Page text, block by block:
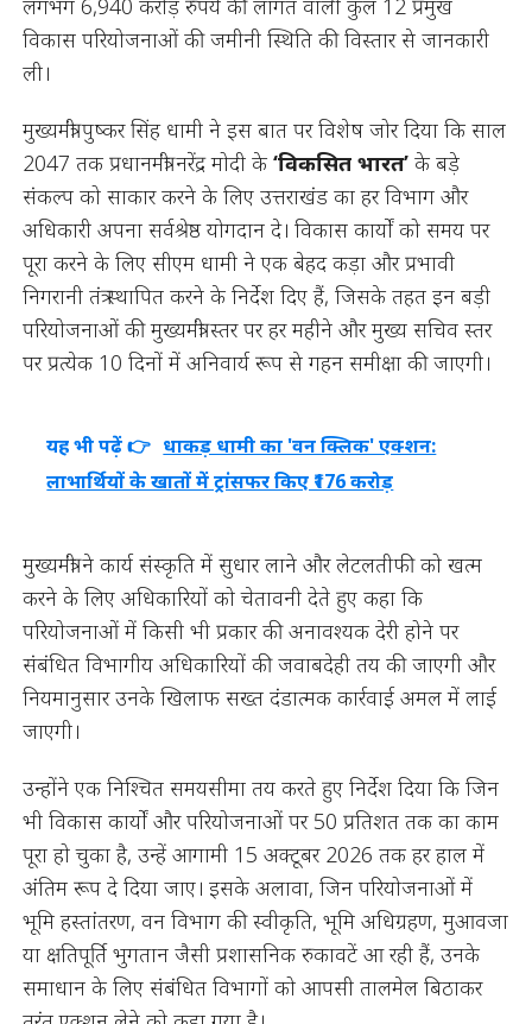
विकास परियोजनाओं की जमीनी स्थिति की विस्तार से जानकारी
ली।
मुख्यमंत्री पुष्कर सिंह धामी ने इस बात पर विशेष जोर दिया कि साल
2047 तक प्रधानमंत्री नरेंद्र मोदी के‘विकसित भारत’के बड़े
संकल्प को साकार करने के लिए उत्तराखंड का हर विभाग और
अधिकारी अपना सर्वश्रेष्ठ योगदान दे। विकास कार्यों को समय पर
पूरा करने के लिए सीएम धामी ने एक बेहद कड़ा और प्रभावी
निगरानी तंत्र स्थापित करने के निर्देश दिए हैं, जिसके तहत इन बड़ी
परियोजनाओं की मुख्यमंत्री स्तर पर हर महीने और मुख्य सचिव स्तर
पर प्रत्येक 10 दिनों में अनिवार्य रूप से गहन समीक्षा की जाएगी।
यह भी पढ़ें 👉 धाकड़ धामी का 'वन क्लिक' एक्शन:
लाभार्थियों के खातों में ट्रांसफर किए ₹176 करोड़
मुख्यमंत्री ने कार्य संस्कृति में सुधार लाने और लेटलतीफी को खत्म
करने के लिए अधिकारियों को चेतावनी देते हुए कहा कि
परियोजनाओं में किसी भी प्रकार की अनावश्यक देरी होने पर
संबंधित विभागीय अधिकारियों की जवाबदेही तय की जाएगी और
नियमानुसार उनके खिलाफ सख्त दंडात्मक कार्रवाई अमल में लाई
जाएगी।
उन्होंने एक निश्चित समयसीमा तय करते हुए निर्देश दिया कि जिन
भी विकास कार्यों और परियोजनाओं पर 50 प्रतिशत तक का काम
पूरा हो चुका है, उन्हें आगामी 15 अक्टूबर 2026 तक हर हाल में
अंतिम रूप दे दिया जाए। इसके अलावा, जिन परियोजनाओं में
भूमि हस्तांतरण, वन विभाग की स्वीकृति, भूमि अधिग्रहण, मुआवजा
या क्षतिपूर्ति भुगतान जैसी प्रशासनिक रुकावटें आ रही हैं, उनके
समाधान के लिए संबंधित विभागों को आपसी तालमेल बिठाकर